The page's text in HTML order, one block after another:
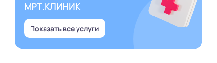
МРТ.КЛИНИК
Показать все услуги